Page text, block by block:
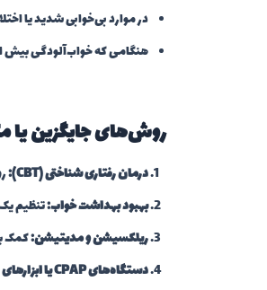
در موارد بی‌خوابی شدید یا
هنگامی که خواب‌آلودگی بیش
روش‌های جایگزین یا
درمان رفتاری شناختی (CBT):
بهبود بهداشت خواب:تنظیم
ریلکسیشن و مدیتیشن:کمک
دستگاه‌های CPAP یا ابزارهای دهانی: